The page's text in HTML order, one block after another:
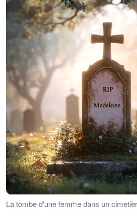
La tombe d'une femme dans un